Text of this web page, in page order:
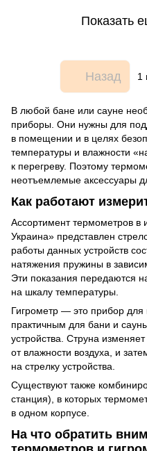
Показать
Назад 1
В любой бане или сауне
приборы. Они нужны для
в помещении и в целях
температуры и влажности
к перегреву. Поэтому
неотъемлемые аксессуары
Как работают
Ассортимент термометров в
Украина» представлен
работы данных устройств
натяжения пружины в
Эти показания передаются
на шкалу температуры.
Гигрометр — это прибор
практичным для бани и
устройства. Струна
от влажности воздуха, и
на стрелку устройства.
Существуют также
станция), в которых
в одном корпусе.
На что обратить